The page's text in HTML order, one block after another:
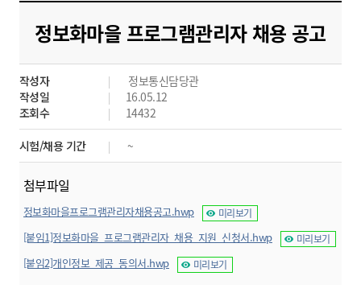
도
시
군
산
정보화마을 프로그램관리자 채용 공고
작성자
정보통신담당관
작성일
16.05.12
조회수
14432
시험/채용 기간 ~
첨부파일
정보화마을프로그램관리자채용공고.hwp 미리보기
[붙임1]정보화마을_프로그램관리자_채용_지원_신청서.hwp 미리보기
[붙임2]개인정보_제공_동의서.hwp 미리보기